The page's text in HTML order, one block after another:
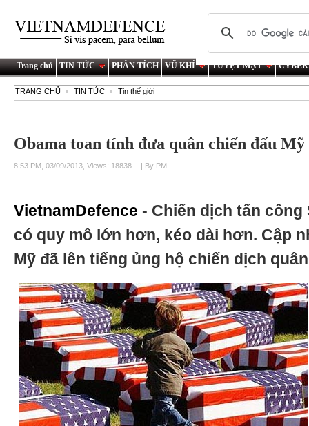
Trang chủ TIN TỨC PHÂN TÍCH VŨ KHÍ TUYỆT MẬT
TRANG CHỦ TIN TỨC Tin thế giới
Obama toan tính đưa quân chiến đấu
8:53 PM, 03/09/2013, Views: 18838 | By PM
VietnamDefence - Chiến dịch tấn công
có quy mô lớn hơn, kéo dài hơn. Cập
Mỹ đã lên tiếng ủng hộ chiến dịch